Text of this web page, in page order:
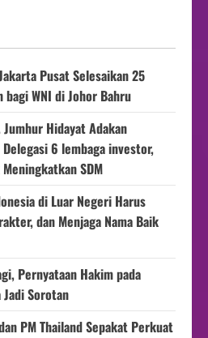
Pusat Selesaikan 25
WNI di Johor Bahru
Hidayat Adakan
6 lembaga investor,
SDM
di Luar Negeri Harus
dan Menjaga Nama Baik
Pernyataan Hakim pada
Jadi Sorotan
PM Thailand Sepakat Perkuat